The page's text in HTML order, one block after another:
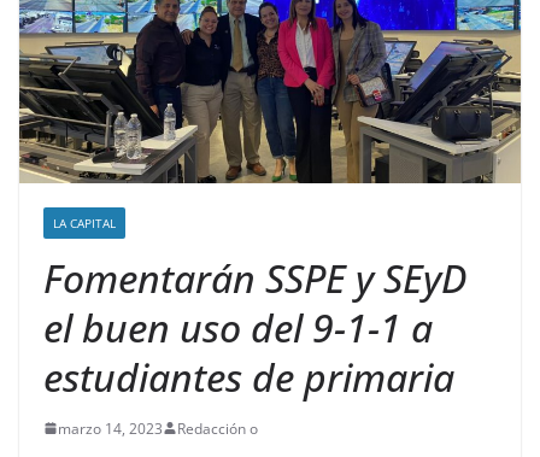
LA CAPITAL
Fomentarán SSPE y SEyD
el buen uso del 9-1-1 a
estudiantes de primaria
marzo 14, 2023 Redacción o